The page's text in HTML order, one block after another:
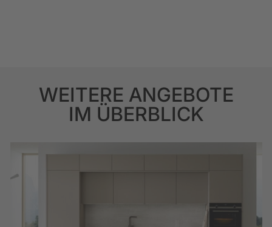
WEITERE ANGEBOTE
IM ÜBERBLICK